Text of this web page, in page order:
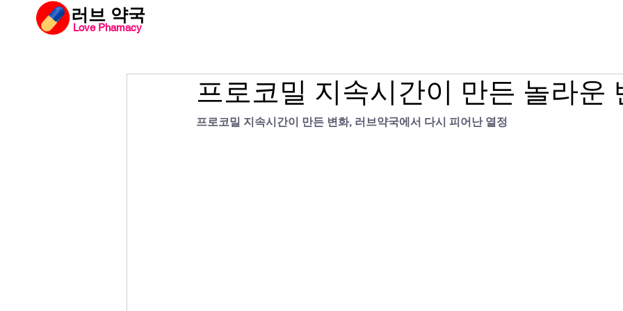
​러브 약국
Love Phamacy
프로코밀 지속시간이 만든 놀라운
프로코밀 지속시간이 만든 변화, 러브약국에서 다시 피어난 열정